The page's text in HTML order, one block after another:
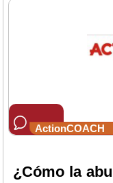
ActionCOACH
¿Cómo la